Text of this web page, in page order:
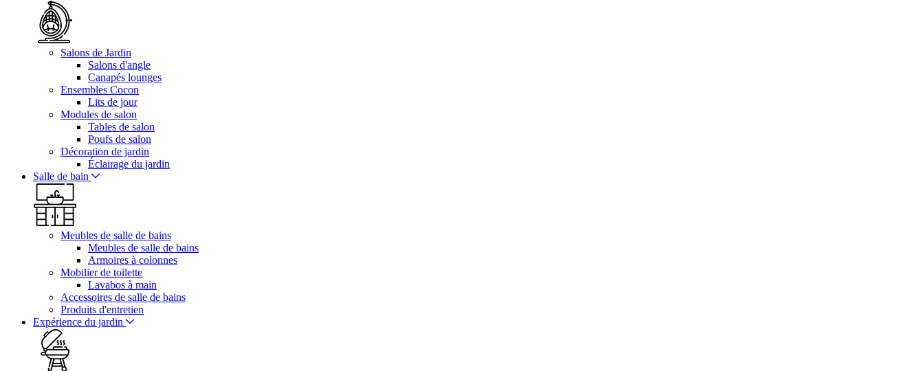
Salons de Jardin
Salons d'angle
Canapés lounges
Ensembles Cocon
Lits de jour
Modules de salon
Tables de salon
Poufs de salon
Décoration de jardin
Éclairage du jardin
Salle de bain
Meubles de salle de bains
Meubles de salle de bains
Armoires à colonnes
Mobilier de toilette
Lavabos à main
Accessoires de salle de bains
Produits d'entretien
Expérience du jardin